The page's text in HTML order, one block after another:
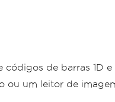
de barras 1D
um leitor de